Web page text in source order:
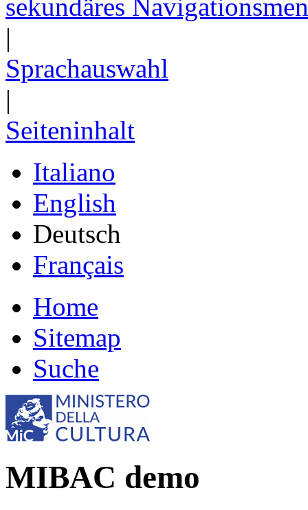
sekundäres
|
Sprachauswahl
|
Seiteninhalt
Italiano
English
Deutsch
Français
Home
Sitemap
Suche
MIBAC demo